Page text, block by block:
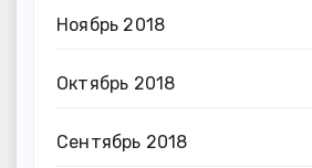
Ноябрь 2018
Октябрь 2018
Сентябрь 2018